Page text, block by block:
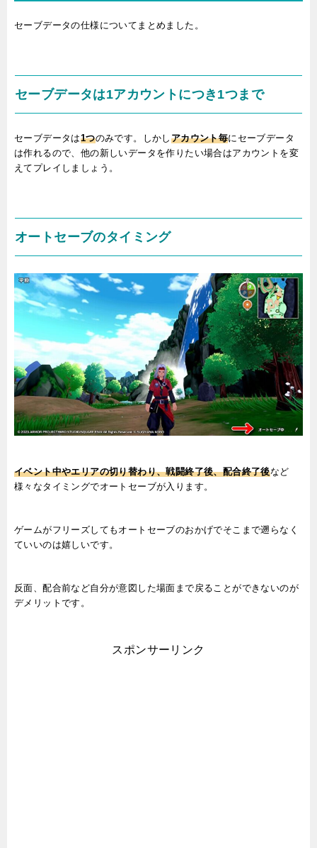
セーブデータの仕様についてまとめました。
セーブデータは1アカウントにつき1つまで
セーブデータは1つのみです。しかし アカウント毎にセーブデータ
は作れるので、他の新しいデータを作りたい場合はアカウントを変
えてプレイしましょう。
オートセーブのタイミング
イベント中やエリアの切り替わり、戦闘終了後、配合終了後など
様々なタイミングでオートセーブが入ります。
ゲームがフリーズしてもオートセーブのおかげでそこまで遡らなく
ていいのは嬉しいです。
反面、配合前など自分が意図した場面まで戻ることができないのが
デメリットです。
スポンサーリンク